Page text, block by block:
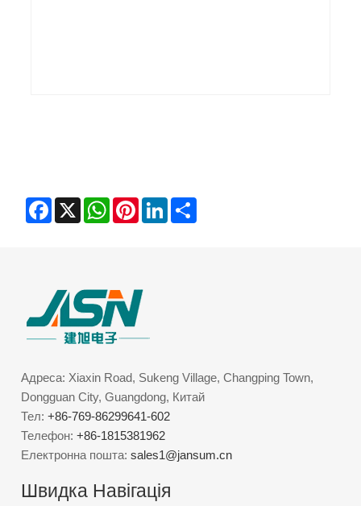
Facebook
X WhatsAppPinterestLinkedIn
Адреса: Xiaxin Road, Sukeng Village, Changping Town,
Dongguan City, Guangdong, Китай
Тел:+86-769-86299641-602
Телефон:+86-1815381962
Електронна пошта:sales1@jansum.cn
Швидка Навігація